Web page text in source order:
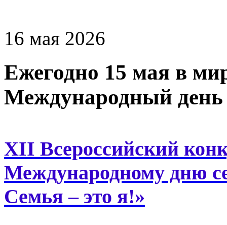
16 мая 2026
Ежегодно 15 мая в
Международный день
XII Всероссийский
Международному дню
Семья – это я!»